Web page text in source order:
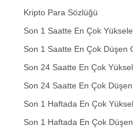
Kripto Para Sözlüğü
Son 1 Saatte En Çok
Son 1 Saatte En Çok Düşen
Son 24 Saatte En Çok
Son 24 Saatte En Çok
Son 1 Haftada En Çok
Son 1 Haftada En Çok